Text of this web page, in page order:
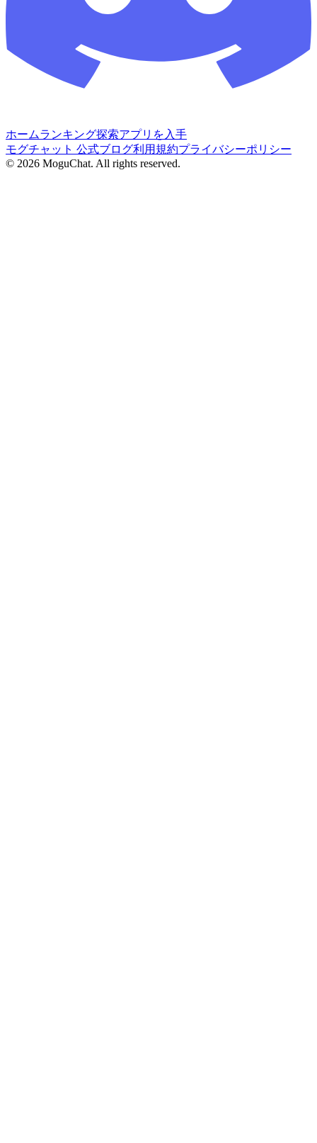
ホームランキング探索アプリを入手
モグチャット 公式ブログ利用規約プライバシーポリシー
© 2026 MoguChat. All rights reserved.